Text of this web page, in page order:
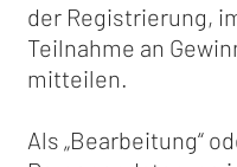
der Registrierung,
Teilnahme an
mitteilen.
Als „Bearbeitung“